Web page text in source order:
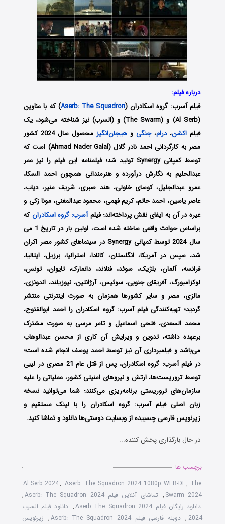
درباره فیلم:
فیلم آسرب: گروه اسکادران (Aserb: The Squadron) که با عناوین
(Al Serb) و (The Swarm) و (السرب) نیز شناخته می‌شود، یک
فیلماکشن،درام،جنگی و هیجان‌انگیز
محصول سال 2024 کشور
مصر به کارگردانی احمد نادر گلال (Ahmad Nader Galal) است که
توسط کمپانی‌ Synergy تولید شد؛ فیلمنامه این فیلم را نیز عمر
عبدالحلیم به نگارش درآورده و هنرمندانی همچون احمد السکا،
عمرو عبدالجلیل، کوسای خاولی، هند صبری، شریف منیر، دیاب،
عاصر یاسین، احمد حاتم، کریم فهمی، محمود عبدالمغنی، مونا زکی و
غیره در آن به ایفای نقش پرداخته‌اند؛ فیلمآسرب: گروه اسکادرانکه
براساس حوادث واقعی ساخته شده است، اولین بار در تاریخ 1 می
سال 2024 توسط کمپانی Synergy در سینماهای کشور مصر اکران
شد، سپس در آمریکا، انگلستان، کانادا، استرالیا، برزیل، ایتالیا،
فرانسه، آلمان، بلژیک، سوئد، فنلاند، دانمارک، تایوان، تونس،
لوکزامبورگ، آفریقای جنوبی، سوئیس، آرژانتین، نیوزیلند، اندونزی،
مالزی، مصر و سایر کشورها همزمان به صورت اینترنتی منتشر
گردید؛ تهیه‌کنندگی فیلم آسرب: گروه اسکادران را احمد ابوالفتوح،
محمد السعدی، فتحی اسماعیل و تامر مرسی به صورت مشترک
برعهده داشته، تدوین و ویرایش آن کاری از محسن عبدالوهاب
می‌باشد و فیلمبرداری آن نیز توسط احمد یوسف انجام شده است؛
در فیلم آسرب: گروه اسکادران، پس از قتل عام 21 مصری در لیبی
توسط تروریست‌ها، ارتش و نیروهای امنیتی کشور، عملیاتی را علیه
سازمان‌های تروریستی برنامه‌ریزی می‌کنند؛ شما می‌توانید نسخه
زبان اصلی فیلم آسرب: گروه اسکادران را با ‌لینک مستقیم و
زیرنویس فارسی چسبیده از وبسایت دوستی‌ها دانلود و تماشا کنید.
در حال بارگذاری پخش کننده...
برچسب ها
Al Serb 2024, Aserb: The Squadron 2024 1080p WEB-DL, The
Swarm 2024
, تماشای آنلاین فیلم Aserb: The Squadron 2024
,
دانلود رایگان فیلم Aserb The Squadron 2024
, دانلود فیلم السرب
2024
, دوبله فارسی فیلم Aserb: The Squadron 2024 , زیرنویس